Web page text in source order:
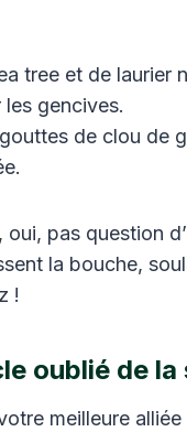
tree et de laurier
gencives.
de clou de
pas question
la bouche,
!
oublié de
meilleure